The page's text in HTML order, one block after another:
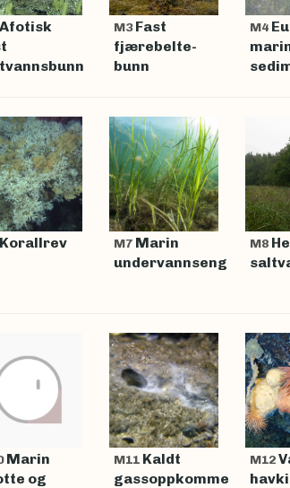
Afotisk
M3Fast
fjærebelte-
bunn
M4
Korallrev M7 Marin
undervannseng
M8
Marin
og
M11 Kaldt
gassoppkomme
M12